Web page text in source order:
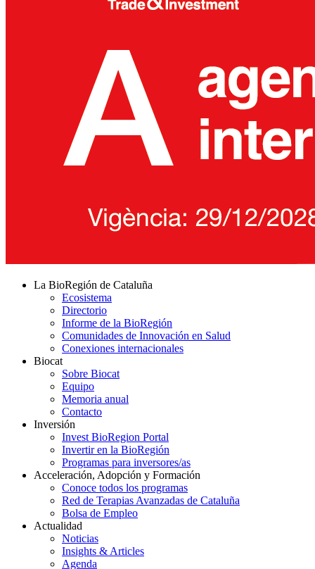
La BioRegión de Cataluña
Ecosistema
Directorio
Informe de la BioRegión
Comunidades de Innovación en Salud
Conexiones internacionales
Biocat
Sobre Biocat
Equipo
Memoria anual
Contacto
Inversión
Invest BioRegion Portal
Invertir en la BioRegión
Programas para inversores/as
Acceleración, Adopción y Formación
Conoce todos los programas
Red de Terapias Avanzadas de Cataluña
Bolsa de Empleo
Actualidad
Noticias
Insights & Articles
Agenda